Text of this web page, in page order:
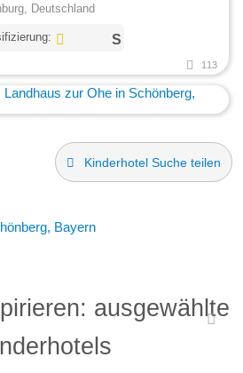
Deutschland
113
Kinderhotel Suche teilen
ausgewählte